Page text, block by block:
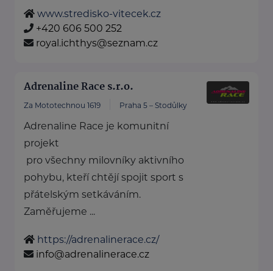
www.stredisko-vitecek.cz
+420 606 500 252
royal.ichthys@seznam.cz
Adrenaline Race s.r.o.
Za Mototechnou 1619 Praha 5 – Stodůlky
Adrenaline Race je komunitní
projekt
pro všechny milovníky aktivního
pohybu, kteří chtějí spojit sport s
přátelským setkáváním.
Zaměřujeme ...
https://adrenalinerace.cz/
info@adrenalinerace.cz